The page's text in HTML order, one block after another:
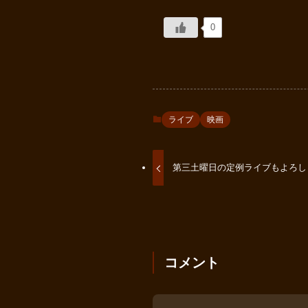
0
ライブ 映画
第三土曜日の定例ライブもよろ
コメント